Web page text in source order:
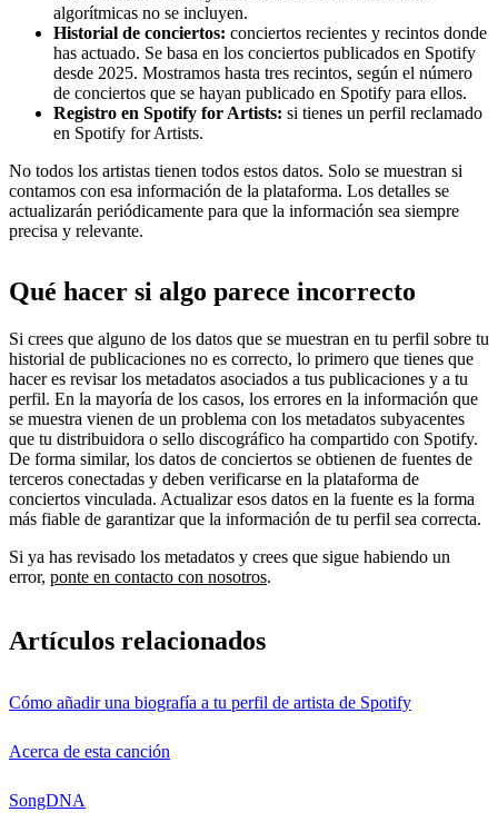
algorítmicas no se incluyen.
Historial de conciertos: conciertos recientes y recintos donde
has actuado. Se basa en los conciertos publicados en Spotify
desde 2025. Mostramos hasta tres recintos, según el número
de conciertos que se hayan publicado en Spotify para ellos.
Registro en Spotify for Artists: si tienes un perfil reclamado
en Spotify for Artists.
No todos los artistas tienen todos estos datos. Solo se muestran si
contamos con esa información de la plataforma. Los detalles se
actualizarán periódicamente para que la información sea siempre
precisa y relevante.
Qué hacer si algo parece incorrecto
Si crees que alguno de los datos que se muestran en tu perfil sobre tu
historial de publicaciones no es correcto, lo primero que tienes que
hacer es revisar los metadatos asociados a tus publicaciones y a tu
perfil. En la mayoría de los casos, los errores en la información que
se muestra vienen de un problema con los metadatos subyacentes
que tu distribuidora o sello discográfico ha compartido con Spotify.
De forma similar, los datos de conciertos se obtienen de fuentes de
terceros conectadas y deben verificarse en la plataforma de
conciertos vinculada. Actualizar esos datos en la fuente es la forma
más fiable de garantizar que la información de tu perfil sea correcta.
Si ya has revisado los metadatos y crees que sigue habiendo un
error, ponte en contacto con nosotros.
Artículos relacionados
Cómo añadir una biografía a tu perfil de artista de Spotify
Acerca de esta canción
SongDNA